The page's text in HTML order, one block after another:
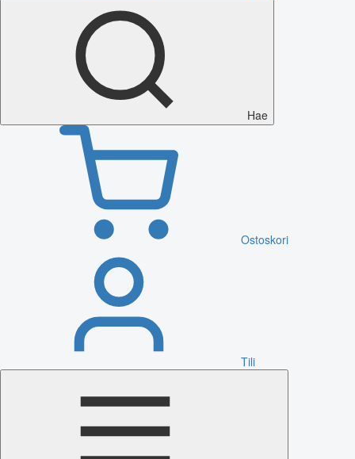
Hae
Ostoskori
Tili